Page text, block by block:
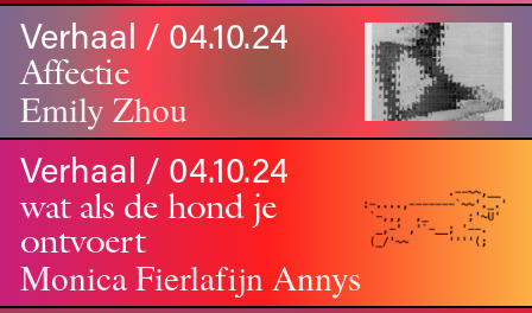
Verhaal / 04.10.24
Affectie
Emily Zhou
Verhaal / 04.10.24
wat als de hondje
ontvoert
Monica Fierlafijn Annys